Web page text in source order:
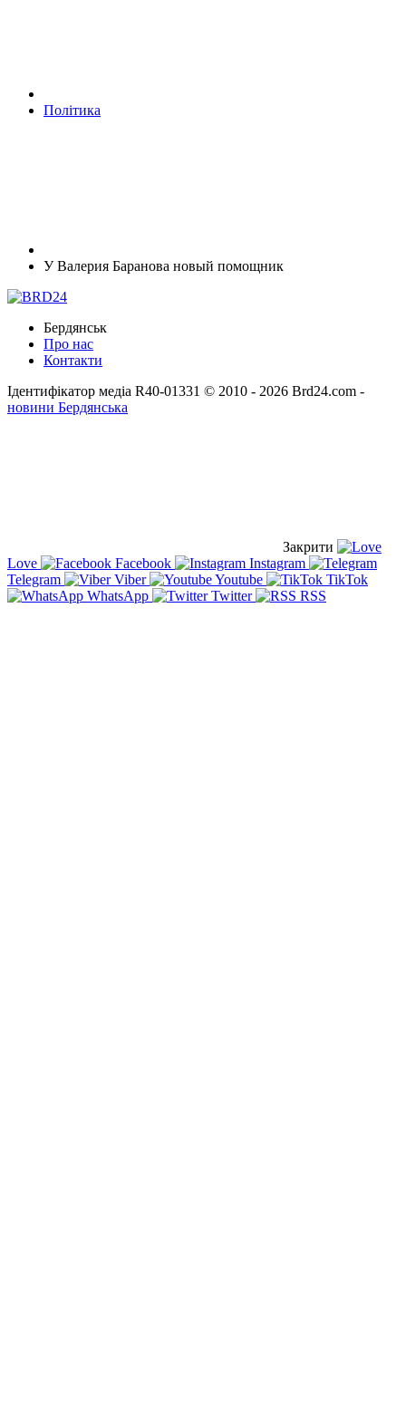
Політика
У Валерия Баранова новый помощник
Бердянськ
Про нас
Контакти
Ідентифікатор медіа R40-01331 © 2010 - 2026 Brd24.com -
новини Бердянська
Закрити
Love
Facebook
Instagram
Telegram
Viber Youtube
TikTok
WhatsApp
Twitter RSS